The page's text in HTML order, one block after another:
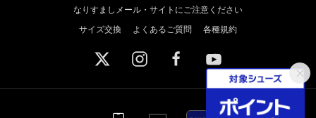
なりすましメール・サイトにご注意ください
サイズ交換
よくあるご質問 各種規約